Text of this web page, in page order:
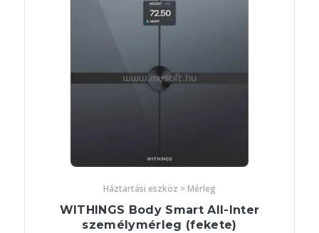
Háztartási eszköz > Mérleg
WITHINGS Body Smart All-Inter
személymérleg (fekete)